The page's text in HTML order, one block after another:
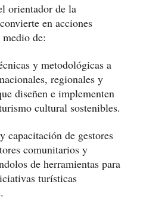
orientador de la
en acciones
de:
y metodológicas a
regionales y
diseñen e implementen
cultural sostenibles.
capacitación de gestores
comunitarios y
de herramientas para
turísticas